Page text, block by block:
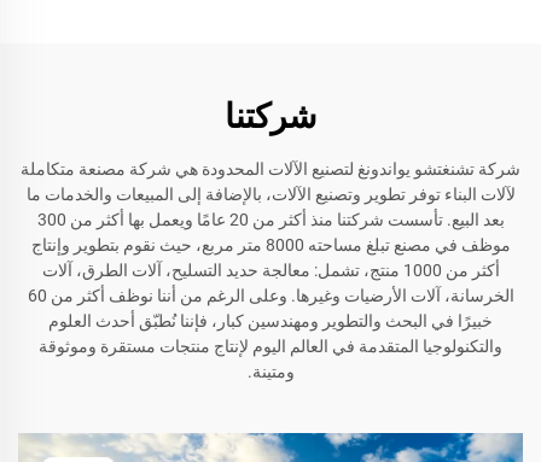
شركتنا
شركة تشنغتشو يواندونغ لتصنيع الآلات المحدودة هي شركة مصنعة متكاملة
لآلات البناء توفر تطوير وتصنيع الآلات، بالإضافة إلى المبيعات والخدمات ما
بعد البيع. تأسست شركتنا منذ أكثر من 20 عامًا ويعمل بها أكثر من 300
موظف في مصنع تبلغ مساحته 8000 متر مربع، حيث نقوم بتطوير وإنتاج
أكثر من 1000 منتج، تشمل: معالجة حديد التسليح، آلات الطرق، آلات
الخرسانة، آلات الأرضيات وغيرها. وعلى الرغم من أننا نوظف أكثر من 60
خبيرًا في البحث والتطوير ومهندسين كبار، فإننا نُطبّق أحدث العلوم
والتكنولوجيا المتقدمة في العالم اليوم لإنتاج منتجات مستقرة وموثوقة
ومتينة.